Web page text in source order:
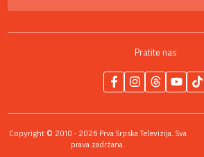
Pratite nas
Copyright © 2010 - 2026 Prva Srpska Televizija. Sva
prava zadržana.